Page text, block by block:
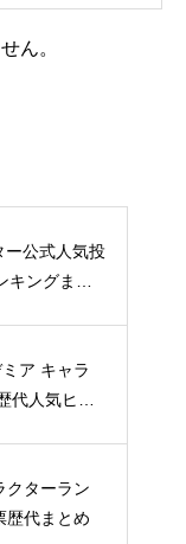
ん。
ー公式人気投
ングまと
ア キャラ
代人気ヒー
クターラン
歴代まとめ